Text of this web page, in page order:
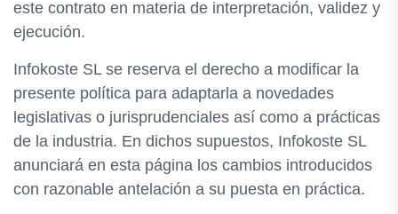
este contrato en materia de interpretación, validez y
ejecución.
Infokoste SL se reserva el derecho a modificar la
presente política para adaptarla a novedades
legislativas o jurisprudenciales así como a prácticas
de la industria. En dichos supuestos, Infokoste SL
anunciará en esta página los cambios introducidos
con razonable antelación a su puesta en práctica.